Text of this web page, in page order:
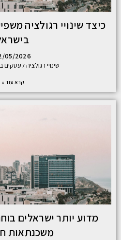
כיצד שינויי רגולציה
05/2026
שינויי רגולציה לעסקים
קרא עוד »
מדוע יותר ישראלים
משכנתאות